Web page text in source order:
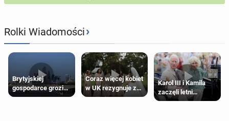
Rolki Wiadomości›
Brytyjskiej
gospodarce grozi
recesja, jeśli
Coraz więcej kobiet
w UK rezygnuje z
roli druhny na
Karol III i Kamila
zaczęli letni
odpoczynek po